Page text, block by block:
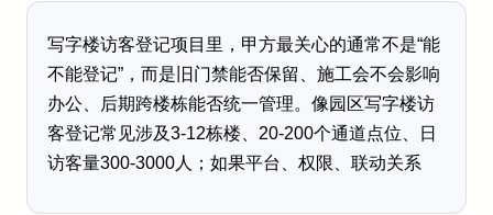
写字楼访客登记项目里，甲方最关心的通常不是“能
不能登记”，而是旧门禁能否保留、施工会不会影响
办公、后期跨楼栋能否统一管理。像园区写字楼访
客登记常见涉及3-12栋楼、20-200个通道点位、日
访客量300-3000人；如果平台、权限、联动关系